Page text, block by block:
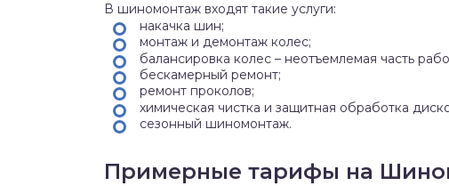
В шиномонтаж входят такие услуги:
накачка шин;
монтаж и демонтаж колес;
балансировка колес – неотъемлемая часть
бескамерный ремонт;
ремонт проколов;
химическая чистка и защитная обработка
сезонный шиномонтаж.
Примерные тарифы на